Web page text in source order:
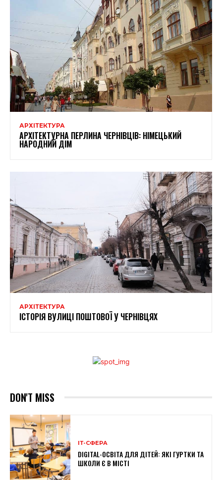
АРХІТЕКТУРА
АРХІТЕКТУРНА ПЕРЛИНА ЧЕРНІВЦІВ: НІМЕЦЬКИЙ
НАРОДНИЙ ДІМ
АРХІТЕКТУРА
ІСТОРІЯ ВУЛИЦІ ПОШТОВОЇ У ЧЕРНІВЦЯХ
DON'T MISS
ІТ-СФЕРА
DIGITAL-ОСВІТА ДЛЯ ДІТЕЙ: ЯКІ ГУРТКИ ТА
ШКОЛИ Є В МІСТІ